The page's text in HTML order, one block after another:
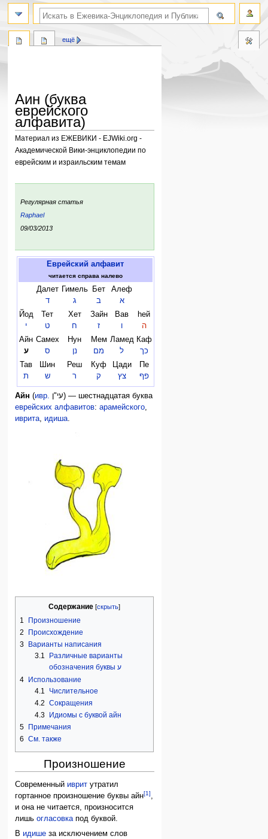
Аин (буква
еврейского
алфавита)
Материал из ЕЖЕВИКИ - EJWiki.org -
Академической Вики-энциклопедии по
еврейским и израильским темам
Перейти
навигации
Перейти
поиску
Регулярная статья
Raphael
09/03/2013
Еврейский алфавит
читается справа налево
Алеф
א
Бет
ב
Гимель
ג
Далет
ד
hей
ה
Вав
ו
Зайн
ז
Хет
ח
Тет
ט
Йод
י
Каф
כך
Ламед
ל
Мем
מם
Нун
נן
Самех
ס
Айн
ע
Пе
פף
Цади
צץ
Куф
ק
Реш
ר
Шин
ש
Тав
ת
Айн (ивр. עי"ן‎) — шестнадцатая буква
еврейских алфавитов:арамейского,
иврита,идиша.
Содержание
1
Произношение
2
Происхождение
3
Варианты написания
3.1
Различные варианты
обозначения буквы ע
4 Использование
4.1
Числительное
4.2 Сокращения
4.3
Идиомы с буквой айн
5
Примечания
6 См. также
Произношение
Современныйиврит утратил
гортанное произношение буквы айн[1]
и она не читается, произносится
лишьогласовка под буквой.
Видише за исключением слов
ещё
поиск по словам